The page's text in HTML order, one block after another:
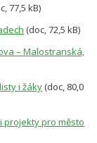
77,5 kB)
(doc, 72,5 kB)
– Malostranská,
i žáky (doc, 80,0
projekty pro město